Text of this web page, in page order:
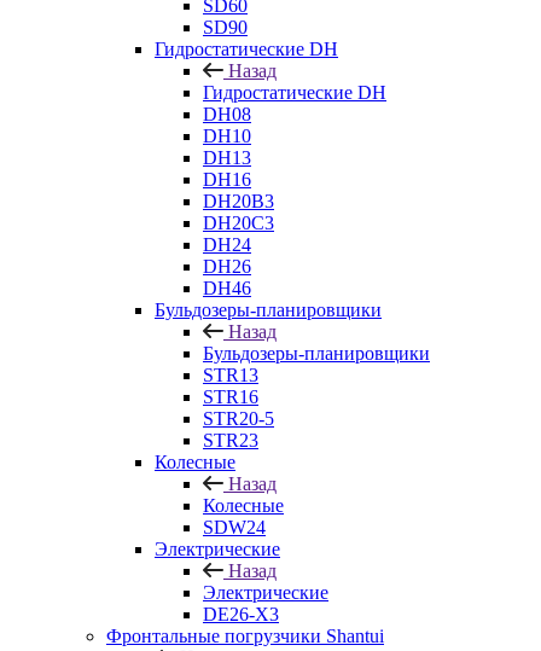
SD60
SD90
Гидростатические DH
Назад
Гидростатические DH
DH08
DH10
DH13
DH16
DH20B3
DH20C3
DH24
DH26
DH46
Бульдозеры-планировщики
Назад
Бульдозеры-планировщики
STR13
STR16
STR20-5
STR23
Колесные
Назад
Колесные
SDW24
Электрические
Назад
Электрические
DE26-X3
Фронтальные погрузчики Shantui